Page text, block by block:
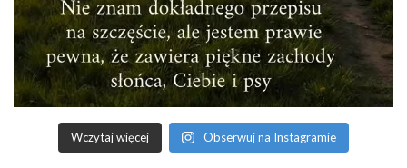
Wczytaj więcej Obserwuj na Instagramie